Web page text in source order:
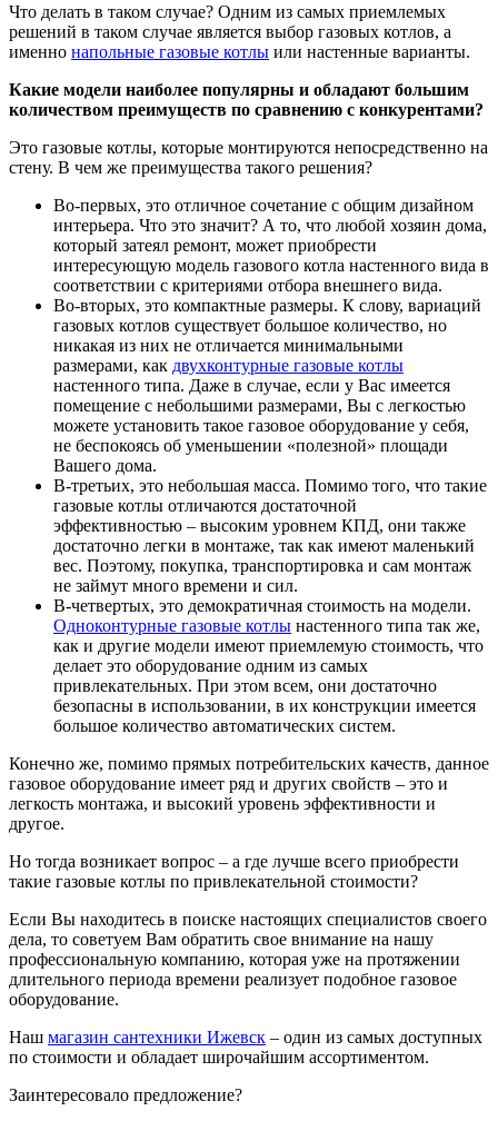
Что делать в таком случае? Одним из самых приемлемых
решений в таком случае является выбор газовых котлов, а
именно напольные газовые котлы или настенные варианты.
Какие модели наиболее популярны и обладают большим
количеством преимуществ по сравнению с конкурентами?
Это газовые котлы, которые монтируются непосредственно на
стену. В чем же преимущества такого решения?
Во-первых, это отличное сочетание с общим дизайном
интерьера. Что это значит? А то, что любой хозяин дома,
который затеял ремонт, может приобрести
интересующую модель газового котла настенного вида в
соответствии с критериями отбора внешнего вида.
Во-вторых, это компактные размеры. К слову, вариаций
газовых котлов существует большое количество, но
никакая из них не отличается минимальными
размерами, как двухконтурные газовые котлы
настенного типа. Даже в случае, если у Вас имеется
помещение с небольшими размерами, Вы с легкостью
можете установить такое газовое оборудование у себя,
не беспокоясь об уменьшении «полезной» площади
Вашего дома.
В-третьих, это небольшая масса. Помимо того, что такие
газовые котлы отличаются достаточной
эффективностью – высоким уровнем КПД, они также
достаточно легки в монтаже, так как имеют маленький
вес. Поэтому, покупка, транспортировка и сам монтаж
не займут много времени и сил.
В-четвертых, это демократичная стоимость на модели.
Одноконтурные газовые котлы настенного типа так же,
как и другие модели имеют приемлемую стоимость, что
делает это оборудование одним из самых
привлекательных. При этом всем, они достаточно
безопасны в использовании, в их конструкции имеется
большое количество автоматических систем.
Конечно же, помимо прямых потребительских качеств, данное
газовое оборудование имеет ряд и других свойств – это и
легкость монтажа, и высокий уровень эффективности и
другое.
Но тогда возникает вопрос – а где лучше всего приобрести
такие газовые котлы по привлекательной стоимости?
Если Вы находитесь в поиске настоящих специалистов своего
дела, то советуем Вам обратить свое внимание на нашу
профессиональную компанию, которая уже на протяжении
длительного периода времени реализует подобное газовое
оборудование.
Наш магазин сантехники Ижевск – один из самых доступных
по стоимости и обладает широчайшим ассортиментом.
Заинтересовало предложение?